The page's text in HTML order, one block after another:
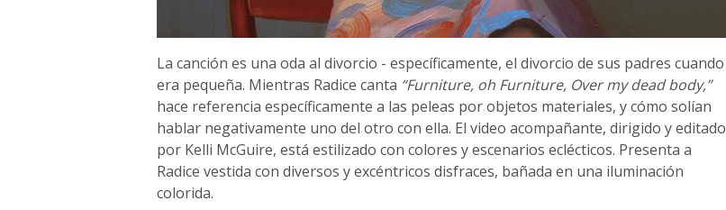
La canción es una oda al divorcio - específicamente, el divorcio de sus padres cuando
era pequeña. Mientras Radice canta “Furniture, oh Furniture, Over my dead body,”
hace referencia específicamente a las peleas por objetos materiales, y cómo solían
hablar negativamente uno del otro con ella. El video acompañante, dirigido y editado
por Kelli McGuire, está estilizado con colores y escenarios eclécticos. Presenta a
Radice vestida con diversos y excéntricos disfraces, bañada en una iluminación
colorida.